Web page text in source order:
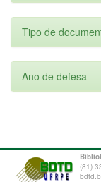
Tipo de
Ano de defesa
(81)